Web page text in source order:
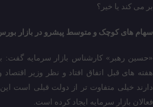
بر می کند یا خیر؟
سهام های کوچک و متوسط پیشرو در بازار
«حسین رهبر» کارشناس بازار سرمایه گفت:
هفته های قبل اتفاق افتاد و نظر وزیر
دارند خیلی متفاوت تر از دولت قبلی است
فعالان بازار سرمایه ایجاد کرده است.